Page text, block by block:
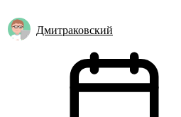
Дмитраковский